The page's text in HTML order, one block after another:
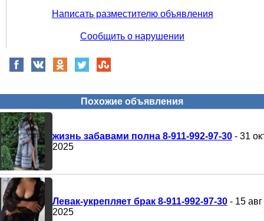
Написать разместителю объявления
Сообщить о нарушении
Похожие объявления
жизнь забавами полна 8-911-992-97-30 - 31
2025
Левак-укрепляет брак 8-911-992-97-30 - 15 авг
2025